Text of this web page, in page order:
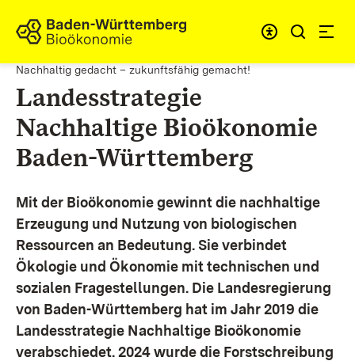
Zum Inhalt springen
Link zur Startseite
Nachhaltig gedacht – zukunftsfähig gemacht!
Landesstrategie
Nachhaltige Bioökonomie
Baden-Württemberg
Mit der Bioökonomie gewinnt die nachhaltige
Erzeugung und Nutzung von biologischen
Ressourcen an Bedeutung. Sie verbindet
Ökologie und Ökonomie mit technischen und
sozialen Fragestellungen. Die Landesregierung
von Baden-Württemberg hat im Jahr 2019 die
Landesstrategie Nachhaltige Bioökonomie
verabschiedet. 2024 wurde die Forstschreibung